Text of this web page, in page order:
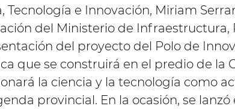
Tecnología e Innovación, Miriam
del Ministerio de Infraestructura,
del proyecto del Polo de
que se construirá en el predio de la
la ciencia y la tecnología como
provincial. En la ocasión, se lanzó